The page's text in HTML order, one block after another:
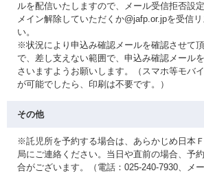
ルを配信いたしますので、メール受信拒否設
メイン解除していただくか@jafp.or.jpを受信
い。
※状況により申込み確認メールを確認させて
で、差し支えない範囲で、申込み確認メール
さいますようお願いします。（スマホ等モバ
が可能でしたら、印刷は不要です。）
その他
※託児所を予約する場合は、あらかじめ日本
局にご連絡ください。当日や直前の場合、予
合がございます。（電話：025-240-7930、メー